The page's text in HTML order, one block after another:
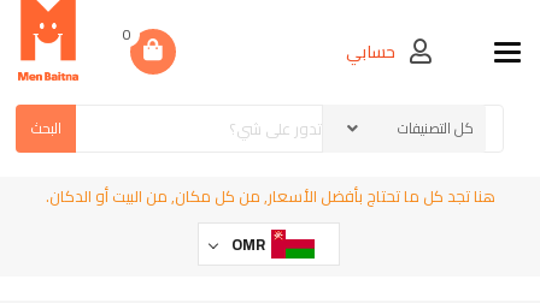
Toggle navigationحسابي
0
البحث
هنا تجد كل ما تحتاج بأفضل الأسعار, من كل مكان, من البيت أو الدكان.
OMR